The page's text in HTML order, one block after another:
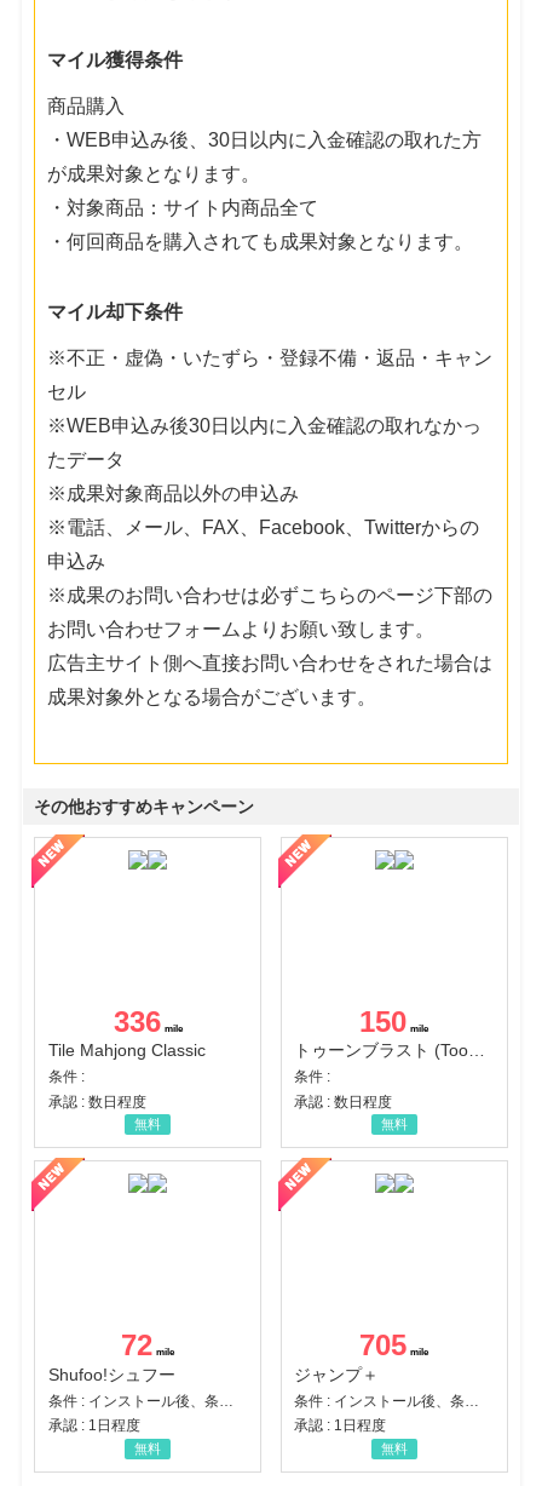
マイル獲得条件
商品購入
・WEB申込み後、30日以内に入金確認の取れた方
が成果対象となります。
・対象商品：サイト内商品全て
・何回商品を購入されても成果対象となります。
マイル却下条件
※不正・虚偽・いたずら・登録不備・返品・キャン
セル
※WEB申込み後30日以内に入金確認の取れなかっ
たデータ
※成果対象商品以外の申込み
※電話、メール、FAX、Facebook、Twitterからの
申込み
※成果のお問い合わせは必ずこちらのページ下部の
お問い合わせフォームよりお願い致します。
広告主サイト側へ直接お問い合わせをされた場合は
成果対象外となる場合がございます。
その他おすすめキャンペーン
336
Tile Mahjong Classic
条件 :
承認 : 数日程度
無料
150
トゥーンブラスト (Toon Blast)
条件 :
承認 : 数日程度
無料
72
Shufoo!シュフー
承認 : 1日程度
無料
705
ジャンプ＋
承認 : 1日程度
無料